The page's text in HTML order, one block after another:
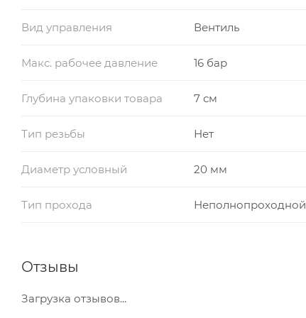
Вид управления Вентиль
Макс. рабочее давление 16 бар
Глубина упаковки товара 7 см
Тип резьбы Нет
Диаметр условный 20 мм
Тип прохода Неполнопроходной
Отзывы
Загрузка отзывов...